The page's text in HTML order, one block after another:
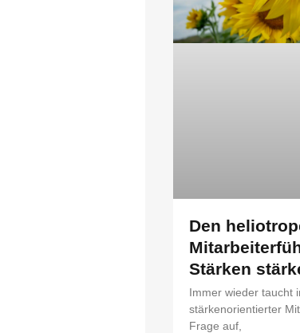
Den
Stärken
Immer wieder taucht
stärkenorientierter
Frage auf,